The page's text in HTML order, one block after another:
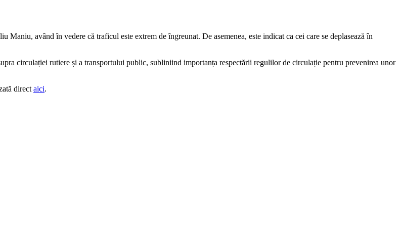
având în vedere că traficul este extrem de îngreunat. De asemenea, este indicat ca cei care se deplasează în
circulației rutiere și a transportului public, subliniind importanța respectării regulilor de circulație pentru prevenirea unor
direct aici.